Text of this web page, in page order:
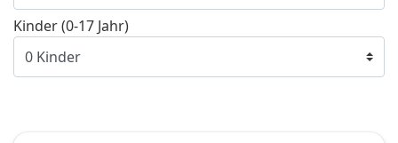
Kinder (0-17 Jahr)